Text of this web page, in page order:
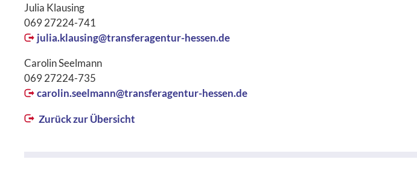
Julia Klausing
069 27224-741
julia.klausing@transferagentur-hessen.de
Carolin Seelmann
069 27224-735
carolin.seelmann@transferagentur-hessen.de
Zurück zur Übersicht